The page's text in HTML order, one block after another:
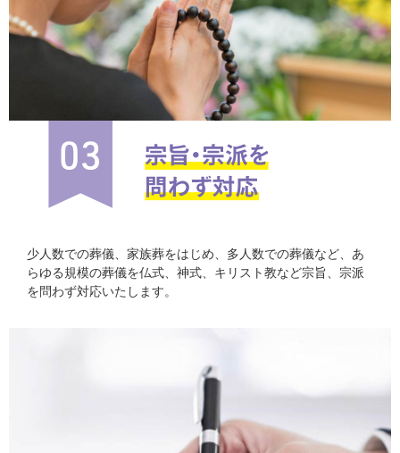
少人数での葬儀、家族葬をはじめ、多人数での葬儀など、あ
らゆる規模の葬儀を仏式、神式、キリスト教など宗旨、宗派
を問わず対応いたします。